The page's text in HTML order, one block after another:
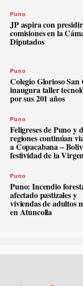
Puno
JP aspira con presidir
comisiones en la
Diputados
Puno
Colegio Glorioso San
inaugura taller
por sus 201 años
Puno
Feligreses de Puno y
regiones continúan
a Copacabana –
festividad de la
Puno
Puno: Incendio
afectado pastizales y
viviendas de adultos
en Atuncolla